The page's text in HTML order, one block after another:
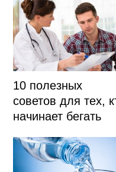
10 полезных
советов для тех,
начинает бегать